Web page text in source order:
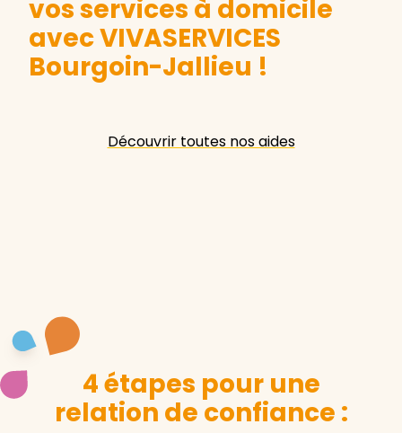
vos services à domicile
avec VIVASERVICES
Bourgoin-Jallieu !
Découvrir toutes nos aides
4 étapes pour une
relation de confiance :